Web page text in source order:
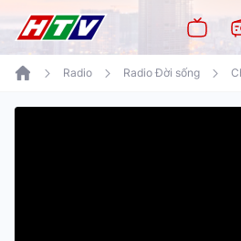
Radio Radio Đời sống